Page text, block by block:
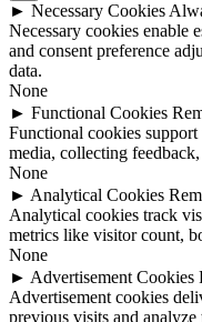
► Necessary Cookies
Necessary cookies enable
and consent preference
data.
None
► Functional Cookies
Functional cookies
media, collecting
None
► Analytical Cookies
Analytical cookies track
metrics like visitor count,
None
► Advertisement Cookies
Advertisement cookies
previous visits and analyze